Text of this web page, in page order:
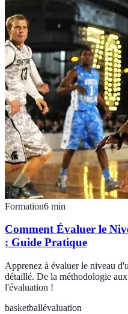
Formation6 min
Comment Évaluer le
: Guide Pratique
Apprenez à évaluer le niveau
détaillé. De la méthodologie
l'évaluation !
basketballévaluation